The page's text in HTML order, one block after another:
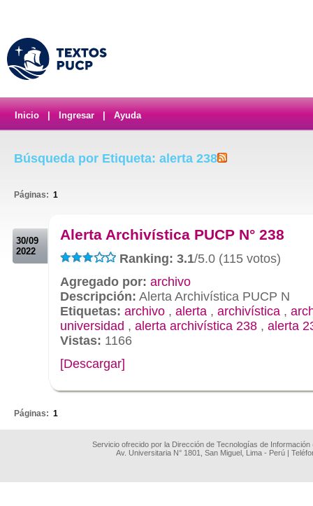
Inicio Ingresar Ayuda
Búsqueda por Etiqueta: alerta 238
Páginas: 1
30/09
2022
Alerta Archivística PUCP N° 238
Ranking: 3.1/5.0 (115 votos)
Agregado por: archivo
Descripción: Alerta Archivística PUCP N
Etiquetas: archivo , alerta , archivística ,
universidad , alerta archivística 238 , alerta
Vistas: 1166
[Descargar]
Páginas: 1
Servicio ofrecido por la Dirección de Tecnologías de
Av. Universitaria N° 1801, San Miguel, Lima - Perú |